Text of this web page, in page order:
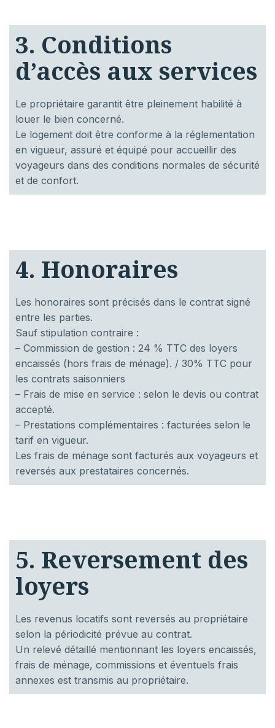
3. Conditions
d’accès aux services
Le propriétaire garantit être pleinement habilité à
louer le bien concerné.
Le logement doit être conforme à la réglementation
en vigueur, assuré et équipé pour accueillir des
voyageurs dans des conditions normales de sécurité
et de confort.
4. Honoraires
Les honoraires sont précisés dans le contrat signé
entre les parties.
Sauf stipulation contraire :
– Commission de gestion : 24 % TTC des loyers
encaissés (hors frais de ménage). / 30% TTC pour
les contrats saisonniers
– Frais de mise en service : selon le devis ou contrat
accepté.
– Prestations complémentaires : facturées selon le
tarif en vigueur.
Les frais de ménage sont facturés aux voyageurs et
reversés aux prestataires concernés.
5. Reversement des
loyers
Les revenus locatifs sont reversés au propriétaire
selon la périodicité prévue au contrat.
Un relevé détaillé mentionnant les loyers encaissés,
frais de ménage, commissions et éventuels frais
annexes est transmis au propriétaire.